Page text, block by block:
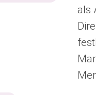
als